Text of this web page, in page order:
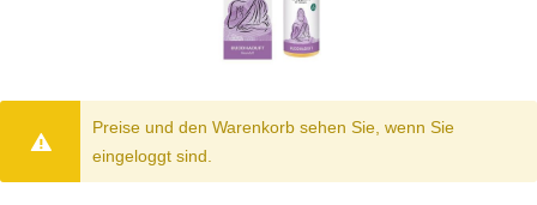
Preise und den Warenkorb sehen Sie, wenn Sie
eingeloggt sind.